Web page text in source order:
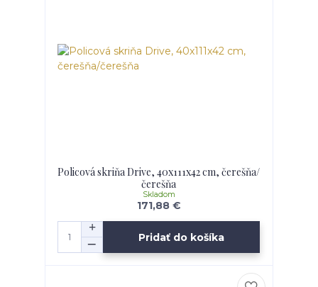
Policová skriňa Drive, 40x111x42 cm, čerešňa/
čerešňa
171,88 €
Skladom
Pridať do košíka